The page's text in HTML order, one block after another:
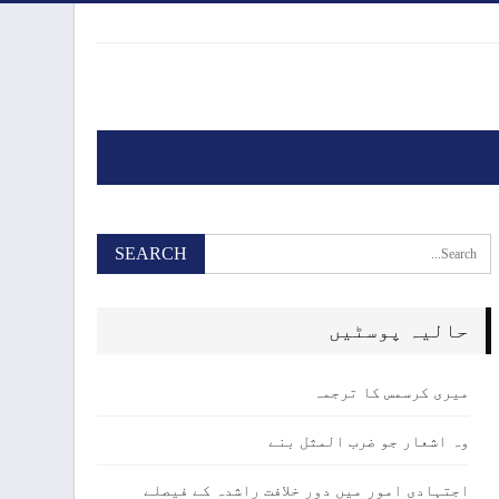
حالیہ پوسٹیں
میری کرسمس کا ترجمہ
وہ اشعار جو ضرب المثل بنے
اجتہادی امور میں دور خلافت راشدہ کے فیصلے